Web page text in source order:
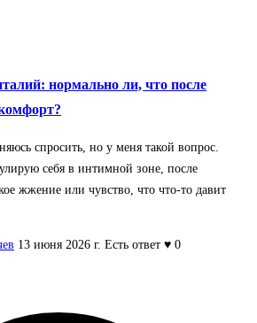
нормально ли, что после
спросить, но у меня такой вопрос.
себя в интимной зоне, после
жжение или чувство, что что-то давит
13 июня 2026 г. Есть ответ ♥ 0